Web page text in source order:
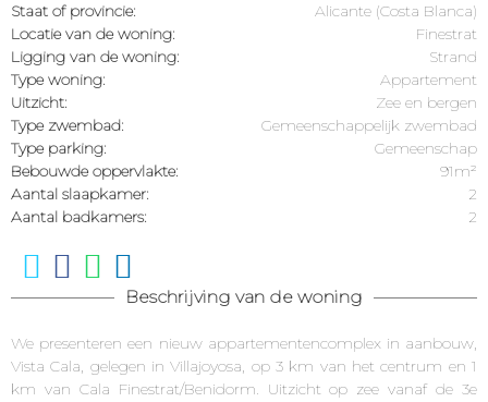
Staat of provincie:
Alicante (Costa Blanca)
Locatie van de woning:
Finestrat
Ligging van de woning:
Strand
Type woning:
Appartement
Uitzicht:
Zee en bergen
Type zwembad:
Gemeenschappelijk zwembad
Type parking:
Gemeenschap
Bebouwde oppervlakte:
91m²
Aantal slaapkamer:
2
Aantal badkamers:
2
Beschrijving van de woning
We presenteren een nieuw appartementencomplex in aanbouw,
Vista Cala, gelegen in Villajoyosa, op 3 km van het centrum en 1
km van Cala Finestrat/Benidorm. Uitzicht op zee vanaf de 3e